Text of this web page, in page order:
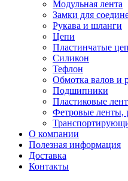
Модульная лента
Замки для
Рукава и шланги
Цепи
Пластинчатые
Силикон
Тефлон
Обмотка валов и
Подшипники
Пластиковые
Фетровые ленты,
О компании
Полезная информация
Доставка
Контакты